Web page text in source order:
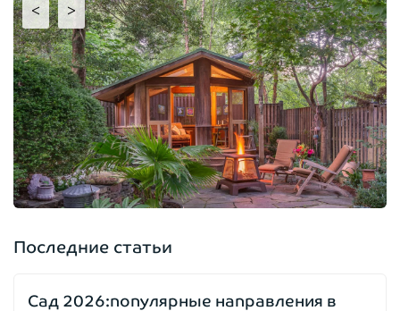
< >
Последние статьи
Сад 2026:популярные направления в